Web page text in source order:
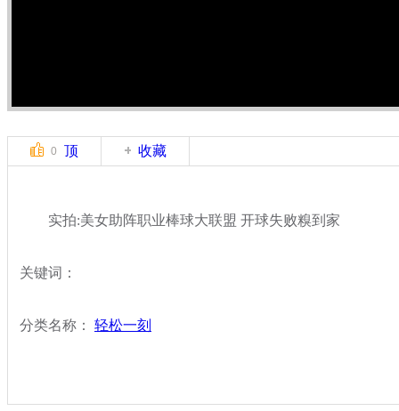
0 顶 收藏
实拍:美女助阵职业棒球大联盟 开球失败糗到家
关键词：
分类名称： 轻松一刻